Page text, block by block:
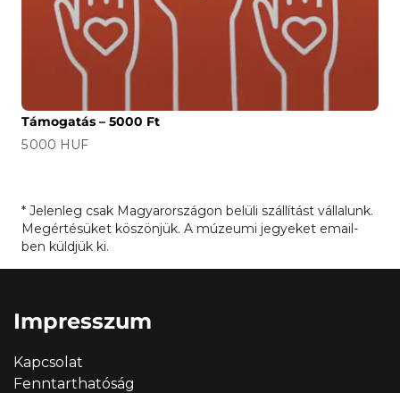
Támogatás – 5000 Ft
Ár
5 000 HUF
* Jelenleg csak Magyarországon belüli szállítást vállalunk.
Megértésüket köszönjük. A múzeumi jegyeket email-
ben küldjük ki.
Impresszum
Kapcsolat
Fenntarthatóság